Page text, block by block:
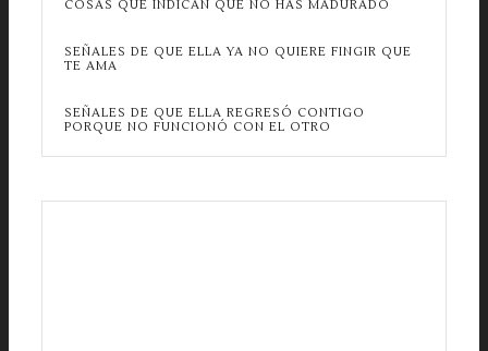
COSAS QUE INDICAN QUE NO HAS MADURADO
SEÑALES DE QUE ELLA YA NO QUIERE FINGIR QUE
TE AMA
SEÑALES DE QUE ELLA REGRESÓ CONTIGO
PORQUE NO FUNCIONÓ CON EL OTRO